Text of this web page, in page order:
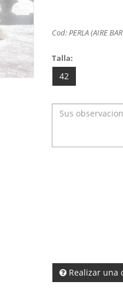
Cod: PERLA (AIRE
Talla:
42
Realizar una